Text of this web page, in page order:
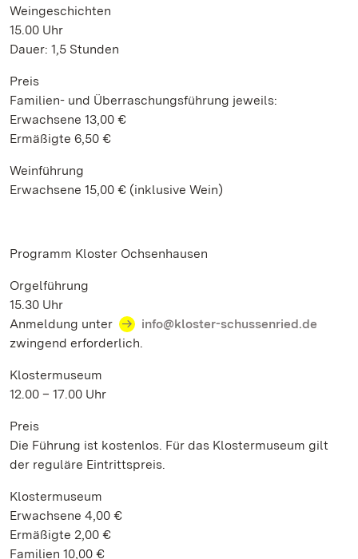
Weingeschichten
15.00 Uhr
Dauer: 1,5 Stunden
Preis
Familien- und Überraschungsführung jeweils:
Erwachsene 13,00 €
Ermäßigte 6,50 €
Weinführung
Erwachsene 15,00 € (inklusive Wein)
Programm Kloster Ochsenhausen
Orgelführung
15.30 Uhr
Anmeldung unter
info@kloster-schussenried.de
zwingend erforderlich.
Klostermuseum
12.00 – 17.00 Uhr
Preis
Die Führung ist kostenlos. Für das Klostermuseum gilt
der reguläre Eintrittspreis.
Klostermuseum
Erwachsene 4,00 €
Ermäßigte 2,00 €
Familien 10,00 €